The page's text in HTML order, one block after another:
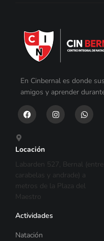
En Cinbernal es donde
amigos y aprender
Locación
Labarden 527, Bernal (entre
carabelas y andrade) a
metros de la Plaza del
Maestro
Actividades
Natación